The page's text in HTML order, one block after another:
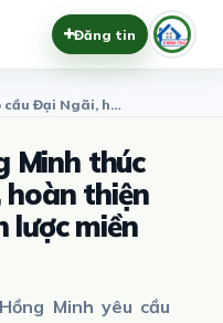
Đăng tin
Bộ trưởng Trần Hồng Minh thúc tiến độ cầu Đại Ngãi, hoàn thi…
Minh thúc
thiện
lược miền
Minh yêu cầu